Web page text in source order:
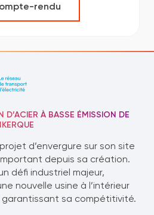
rendu
À BASSE ÉMISSION DE
d’envergure sur son site
depuis sa création.
défi industriel majeur,
nouvelle usine à l’intérieur
sa compétitivité.